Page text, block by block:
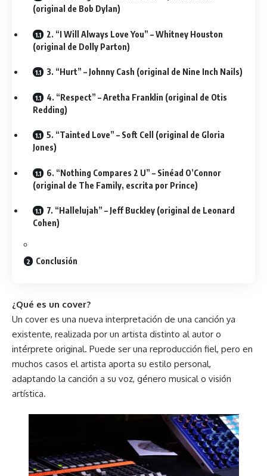
(original de Bob Dylan)
2. “I Will Always Love You” – Whitney Houston
(original de Dolly Parton)
3. “Hurt” – Johnny Cash (original de Nine Inch Nails)
4. “Respect” – Aretha Franklin (original de Otis
Redding)
5. “Tainted Love” – Soft Cell (original de Gloria
Jones)
6. “Nothing Compares 2 U” – Sinéad O’Connor
(original de The Family, escrita por Prince)
7. “Hallelujah” – Jeff Buckley (original de Leonard
Cohen)
Conclusión
¿Qué es un cover?
Un cover es una nueva interpretación de una canción ya
existente, realizada por un artista distinto al autor o
intérprete original. Puede ser una reproducción fiel, pero en
muchos casos el artista aporta su estilo personal,
adaptando la canción a su voz, género musical o visión
artística.